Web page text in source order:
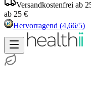
Versandkostenfrei ab
ab 25 €
Hervorragend (4,66/5)